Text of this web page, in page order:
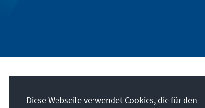
Diese Webseite verwendet Cookies, die für den